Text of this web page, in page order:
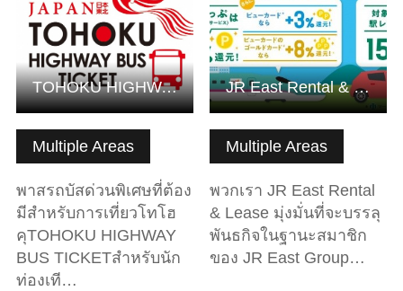
Multiple Areas
พาสรถบัสด่วนพิเศษที่ต้อง
มีสำหรับการเที่ยวโทโฮ
คุTOHOKU HIGHWAY
BUS TICKETสำหรับนัก
ท่องเที…
TOHOKU HIGHWAY BUS TICKET
Multiple Areas
พวกเรา JR East Rental
& Lease มุ่งมั่นที่จะบรรลุ
พันธกิจในฐานะสมาชิก
ของ JR East Group…
JR East Rental & Lease